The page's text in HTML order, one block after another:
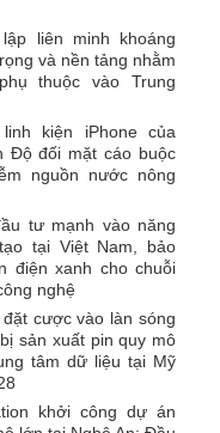
liên minh khoáng
và nền tảng nhằm
thuộc vào Trung
kiện iPhone của
Độ đối mặt cáo buộc
nguồn nước nông
tư mạnh vào năng
tại Việt Nam, bảo
điện xanh cho chuỗi
nghệ
đặt cược vào làn sóng
sản xuất pin quy mô
tâm dữ liệu tại Mỹ
khởi công dự án